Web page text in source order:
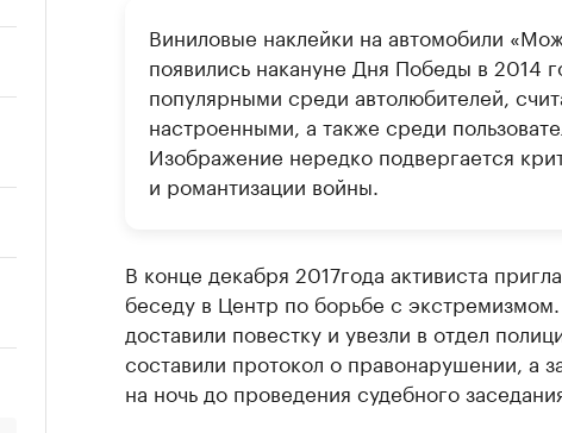
Виниловые наклейки на автомобили
появились накануне Дня Победы в 2014
популярными среди автолюбителей,
настроенными, а также среди
Изображение нередко подвергается
и романтизации войны.
В конце декабря 2017года активиста
беседу в Центр по борьбе с
доставили повестку и увезли в отдел
составили протокол о правонарушении, а
на ночь до проведения судебного